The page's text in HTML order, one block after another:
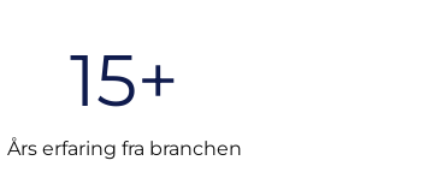
15+
Års erfaring fra branchen